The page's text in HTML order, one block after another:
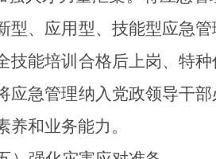
型、应用型、技能型应急
技能培训合格后上岗、特
应急管理纳入党政领导干
养和业务能力。